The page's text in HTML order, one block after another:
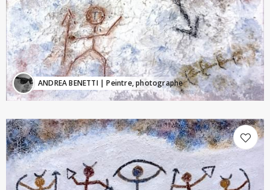
ANDREA BENETTI| Peintre, photographe